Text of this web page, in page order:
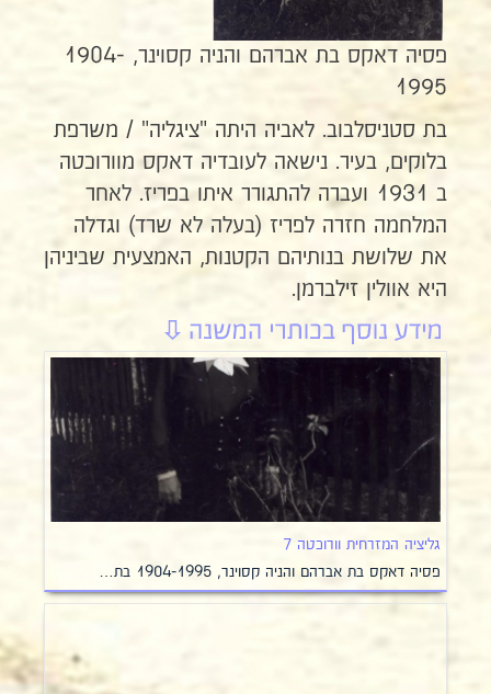
פסיה דאקס בת אברהם והניה קסוינר, 1904-
1995
בת סטניסלבוב. לאביה היתה "ציגליה" / משרפת
בלוקים, בעיר. נישאה לעובדיה דאקס מוורוכטה
ב 1931 ועברה להתגורר איתו בפריז. לאחר
המלחמה חזרה לפריז (בעלה לא שרד) וגדלה
את שלושת בנותיהם הקטנות, האמצעית שביניהן
היא אוולין זילברמן.
גליציה המזרחית וורוכטה 7
פסיה דאקס בת אברהם והניה קסוינר, 1904-1995 בת…